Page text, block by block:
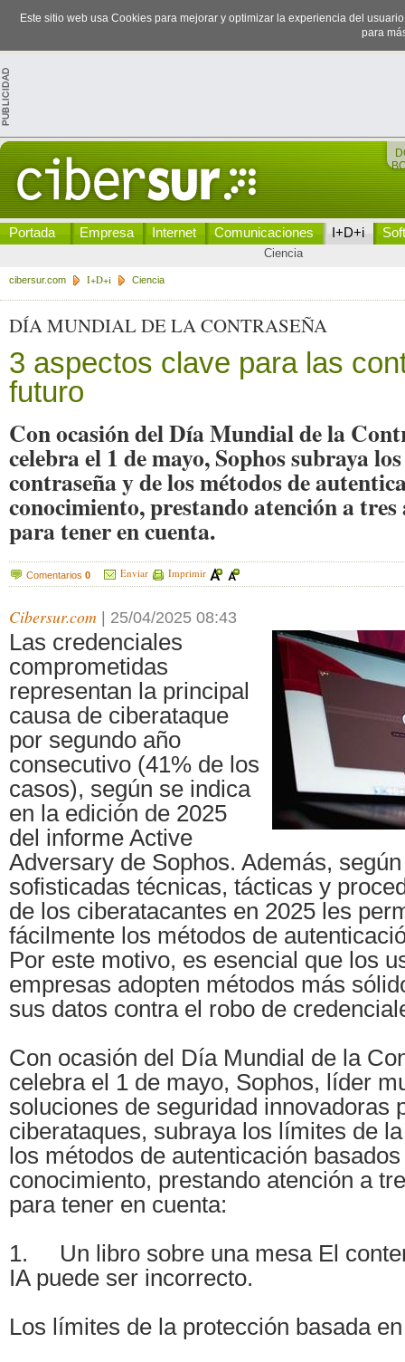
Este sitio web usa Cookies para mejorar y optimizar la experiencia del
para
Portada Empresa Internet Comunicaciones I+D+i
Ciencia
cibersur.com I+D+i Ciencia
DÍA MUNDIAL DE LA CONTRASEÑA
3 aspectos clave para las
futuro
Con ocasión del Día Mundial de la
celebra el 1 de mayo, Sophos subraya
contraseña y de los métodos de
conocimiento, prestando atención a tres
para tener en cuenta.
Comentarios 0 Enviar Imprimir
Cibersur.com 25/04/2025 08:43
Las credenciales
comprometidas
representan la principal
causa de ciberataque
por segundo año
consecutivo (41% de los
casos), según se indica
en la edición de 2025
del informe Active
Adversary de Sophos. Además,
sofisticadas técnicas, tácticas y
de los ciberatacantes en 2025 les
fácilmente los métodos de
Por este motivo, es esencial que los
empresas adopten métodos más
sus datos contra el robo de
Con ocasión del Día Mundial de la
celebra el 1 de mayo, Sophos, líder
soluciones de seguridad innovadoras
ciberataques, subraya los límites de
los métodos de autenticación
conocimiento, prestando atención a
para tener en cuenta:
1. Un libro sobre una mesa El
IA puede ser incorrecto.
Los límites de la protección basada